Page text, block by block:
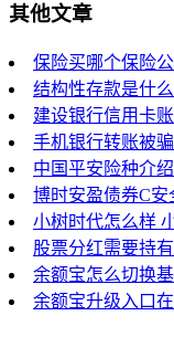
其他文章
保险买哪个保险公
结构性存款是什
建设银行信用卡
手机银行转账被骗
中国平安险种介绍
博时安盈债券C安
小树时代怎么样
股票分红需要持
余额宝怎么切换基
余额宝升级入口